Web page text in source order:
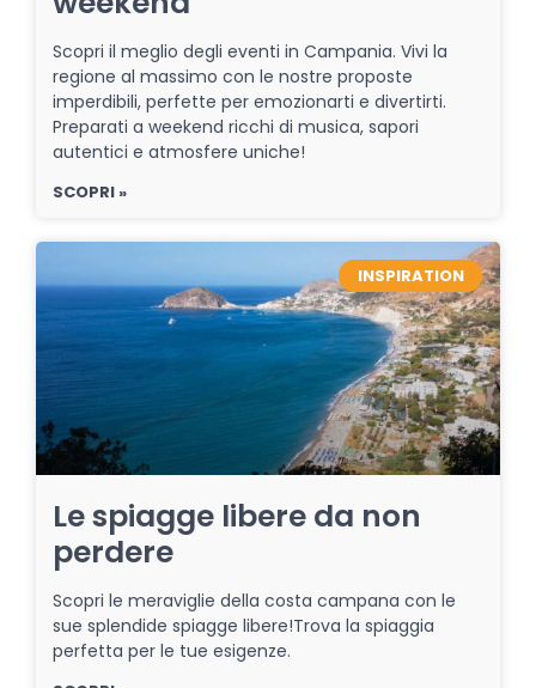
Scopri il meglio degli eventi in Campania. Vivi la
regione al massimo con le nostre proposte
imperdibili, perfette per emozionarti e divertirti.
Preparati a weekend ricchi di musica, sapori
autentici e atmosfere uniche!
SCOPRI »
INSPIRATION
Le spiagge libere da non
perdere
Scopri le meraviglie della costa campana con le
sue splendide spiagge libere!Trova la spiaggia
perfetta per le tue esigenze.